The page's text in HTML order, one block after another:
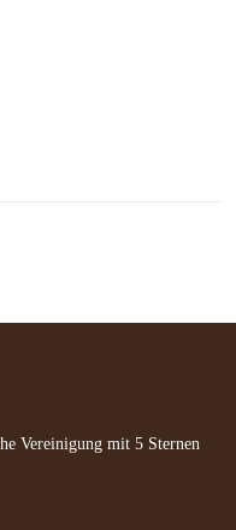
Vereinigung mit 5 Sternen